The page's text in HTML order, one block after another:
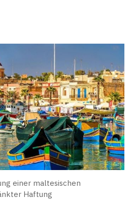
einer maltesischen
Haftung